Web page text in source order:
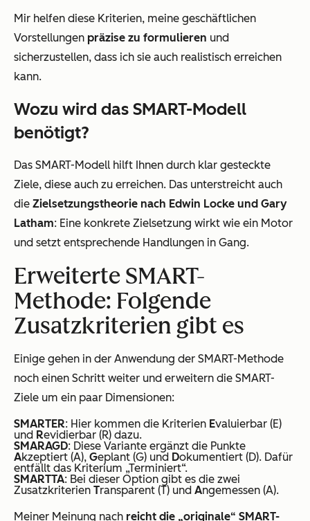
Mir helfen diese Kriterien, meine geschäftlichen
Vorstellungen präzise zu formulieren und
sicherzustellen, dass ich sie auch realistisch erreichen
kann.
Wozu wird das SMART-Modell
benötigt?
Das SMART-Modell hilft Ihnen durch klar gesteckte
Ziele, diese auch zu erreichen. Das unterstreicht auch
die Zielsetzungstheorie nach Edwin Locke und Gary
Latham: Eine konkrete Zielsetzung wirkt wie ein Motor
und setzt entsprechende Handlungen in Gang.
Erweiterte SMART-
Methode: Folgende
Zusatzkriterien gibt es
Einige gehen in der Anwendung der SMART-Methode
noch einen Schritt weiter und erweitern die SMART-
Ziele um ein paar Dimensionen:
SMARTER: Hier kommen die Kriterien Evaluierbar (E)
und Revidierbar (R) dazu.
SMARAGD: Diese Variante ergänzt die Punkte
Akzeptiert (A), Geplant (G) und Dokumentiert (D). Dafür
entfällt das Kriterium „Terminiert“.
SMARTTA: Bei dieser Option gibt es die zwei
Zusatzkriterien Transparent (T) und Angemessen (A).
Meiner Meinung nach reicht die „originale“ SMART-